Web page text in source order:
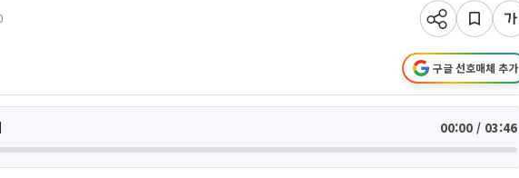
구글 선호매체 추가
00:00 / 03:46